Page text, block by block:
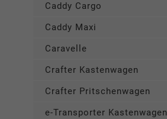
Caddy Cargo
Caddy Maxi
Caravelle
Crafter Kastenwagen
Crafter Pritschenwagen
e-Transporter Kastenwagen